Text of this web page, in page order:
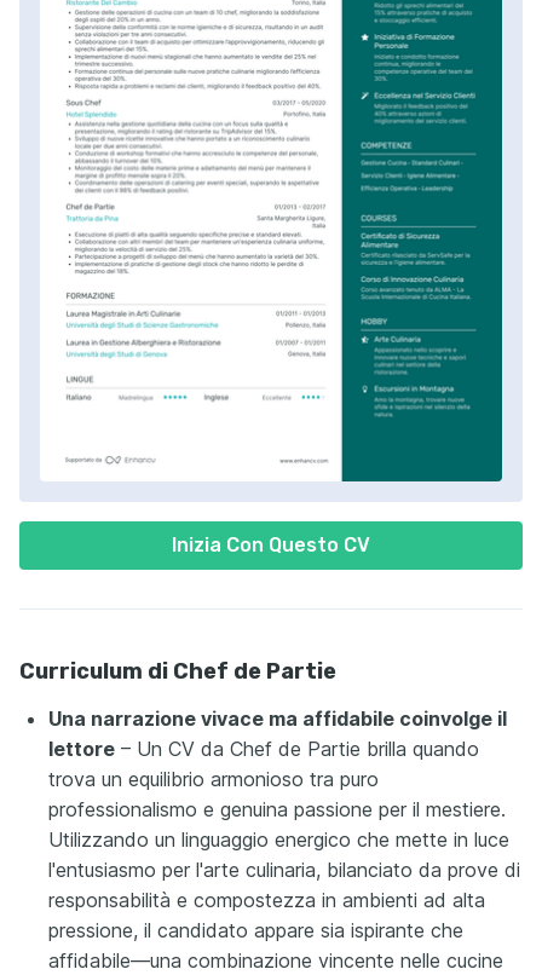
Inizia Con Questo CV
Curriculum di Chef de Partie
Una narrazione vivace ma affidabile coinvolge il
lettore – Un CV da Chef de Partie brilla quando
trova un equilibrio armonioso tra puro
professionalismo e genuina passione per il mestiere.
Utilizzando un linguaggio energico che mette in luce
l'entusiasmo per l'arte culinaria, bilanciato da prove di
responsabilità e compostezza in ambienti ad alta
pressione, il candidato appare sia ispirante che
affidabile—una combinazione vincente nelle cucine